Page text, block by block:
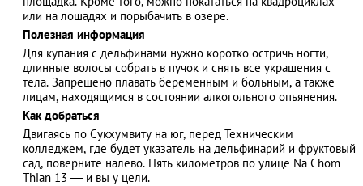
или на лошадях и порыбачить в озере.
Полезная информация
Для купания с дельфинами нужно коротко остричь ногти,
длинные волосы собрать в пучок и снять все украшения с
тела. Запрещено плавать беременным и больным, а также
лицам, находящимся в состоянии алкогольного опьянения.
Как добраться
Двигаясь по Сукхумвиту на юг, перед Техническим
колледжем, где будет указатель на дельфинарий и фруктовый
сад, поверните налево. Пять километров по улице Na Chom
Thian 13 — и вы у цели.